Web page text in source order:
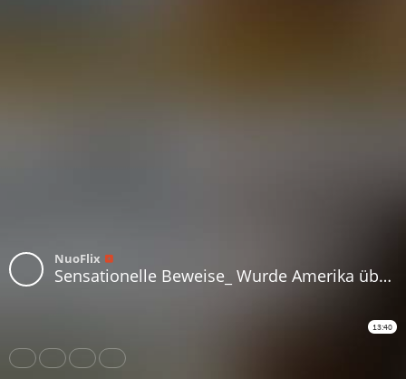
NuoFlix
Sensationelle Beweise_ Wurde Amerika über 100.000 Jahre früher besiedelt
13:40
Share Like